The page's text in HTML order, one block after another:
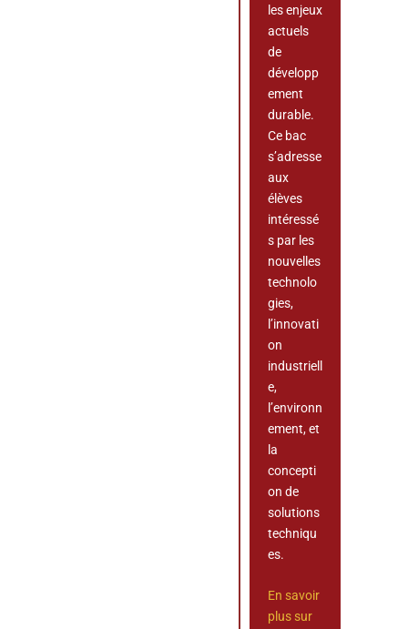
les enjeux
actuels
de
développ
ement
durable.
Ce bac
s’adresse
aux
élèves
intéressé
s par les
nouvelles
technolo
gies,
l’innovati
on
industriell
e,
l’environn
ement, et
la
concepti
on de
solutions
techniqu
es.
En savoir
plus sur